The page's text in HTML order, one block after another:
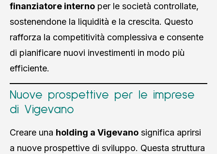
finanziatore interno per le società controllate,
sostenendone la liquidità e la crescita. Questo
rafforza la competitività complessiva e consente
di pianificare nuovi investimenti in modo più
efficiente.
Nuove prospettive per le imprese
di Vigevano
Creare una holding a Vigevano significa aprirsi
a nuove prospettive di sviluppo. Questa struttura